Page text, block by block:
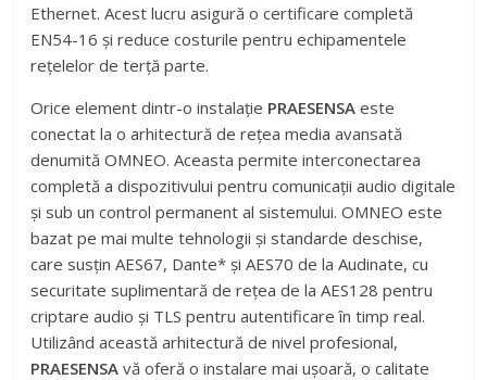
Ethernet. Acest lucru asigură o certificare completă
EN54-16 și reduce costurile pentru echipamentele
rețelelor de terță parte.
Orice element dintr-o instalație PRAESENSA este
conectat la o arhitectură de rețea media avansată
denumită OMNEO. Aceasta permite interconectarea
completă a dispozitivului pentru comunicații audio digitale
și sub un control permanent al sistemului. OMNEO este
bazat pe mai multe tehnologii și standarde deschise,
care susțin AES67, Dante* și AES70 de la Audinate, cu
securitate suplimentară de rețea de la AES128 pentru
criptare audio și TLS pentru autentificare în timp real.
Utilizând această arhitectură de nivel profesional,
PRAESENSA vă oferă o instalare mai ușoară, o calitate